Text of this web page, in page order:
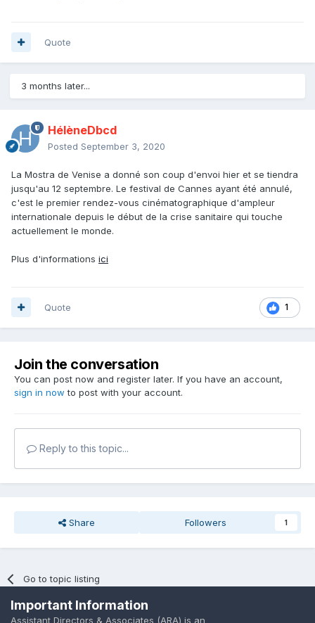
Quote
3 months later...
HélèneDbcd
Posted September 3, 2020
La Mostra de Venise a donné son coup d'envoi hier et se tiendra
jusqu'au 12 septembre. Le festival de Cannes ayant été annulé,
c'est le premier rendez-vous cinématographique d'ampleur
internationale depuis le début de la crise sanitaire qui touche
actuellement le monde.
Plus d'informations ici
1
Quote
Join the conversation
You can post now and register later. If you have an account,
sign in now to post with your account.
Reply to this topic...
Share Followers 1
Go to topic listing
Important Information
Assistant Directors & Associates (ARA) is an